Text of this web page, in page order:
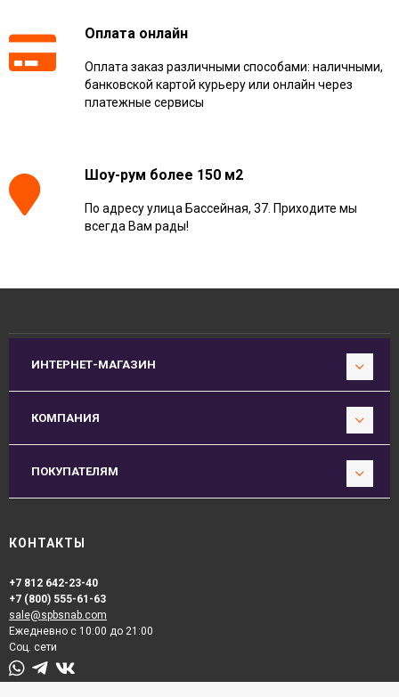
Оплата онлайн
Оплата заказ различными способами: наличными,
банковской картой курьеру или онлайн через
платежные сервисы
Шоу-рум более 150 м2
По адресу улица Бассейная, 37. Приходите мы
всегда Вам рады!
ИНТЕРНЕТ-МАГАЗИН
КОМПАНИЯ
ПОКУПАТЕЛЯМ
КОНТАКТЫ
+7 812 642-23-40
+7 (800) 555-61-63
sale@spbsnab.com
Ежедневно с 10:00 до 21:00
Соц. сети